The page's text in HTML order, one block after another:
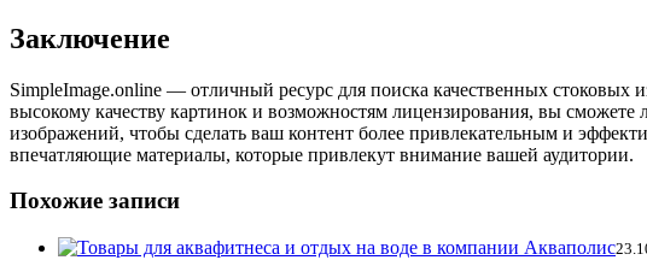
Заключение
SimpleImage.online — отличный ресурс для поиска качественных
высокому качеству картинок и возможностям лицензирования, вы
изображений, чтобы сделать ваш контент более привлекательным и
впечатляющие материалы, которые привлекут внимание вашей аудитории.
Похожие записи